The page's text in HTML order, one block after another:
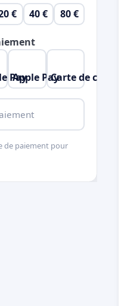
€ 40 € 80 €
Pay
Apple PayCarte de crédit
de paiement pour